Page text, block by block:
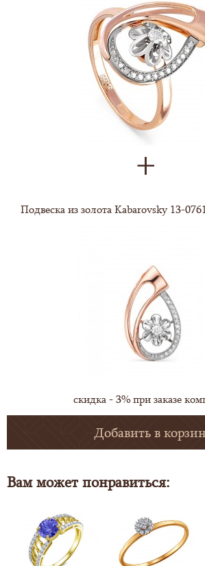
Подвеска из золота Kabarovsky 13-
скидка - 3% при заказе
Добавить в
Вам может понравиться: